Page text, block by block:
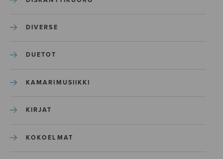
DIVERSE
DUETOT
KAMARIMUSIIKKI
KIRJAT
KOKOELMAT